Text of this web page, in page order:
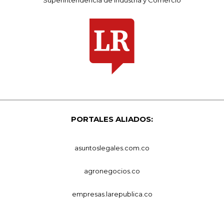
PORTALES ALIADOS:
asuntoslegales.com.co
agronegocios.co
empresas.larepublica.co